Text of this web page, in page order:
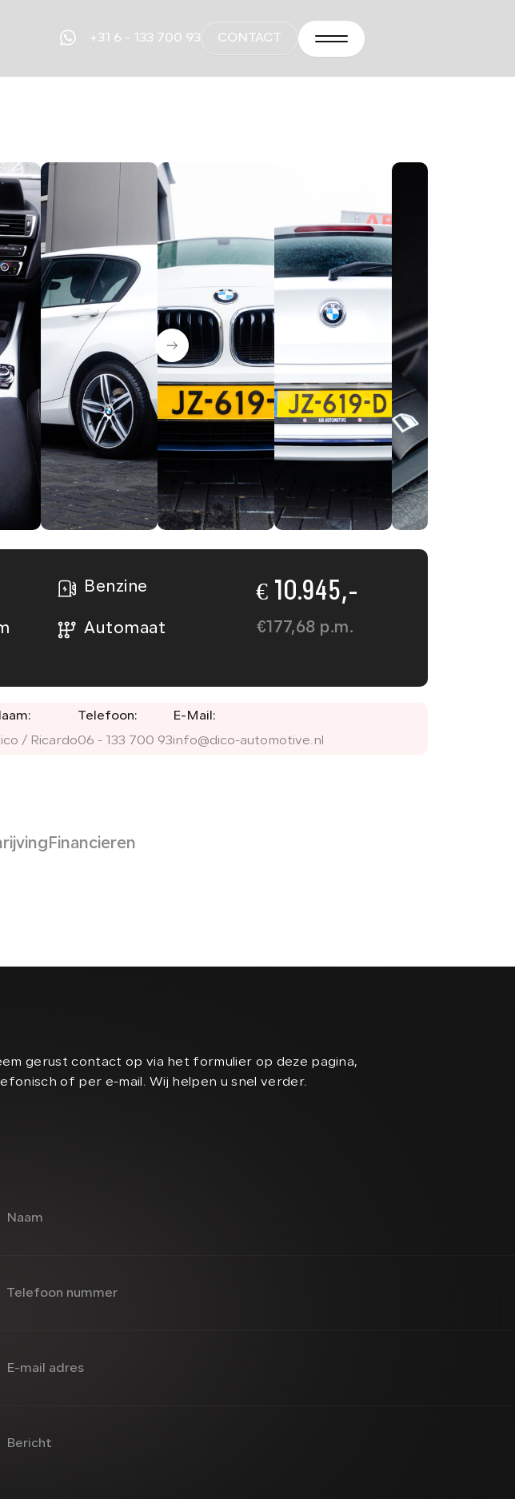
+31 6 - 133 700 93 CONTACT
Benzine
Automaat
€ 10.945,-
€ 177,68 p.m.
/ Ricardo
Telefoon:
06 - 133 700 93
E-Mail:
info@dico-automotive.nl
Financieren
gerust contact op via het formulier op deze pagina,
of per e-mail. Wij helpen u snel verder.
Naam
Telefoon nummer
E-mail adres
Bericht